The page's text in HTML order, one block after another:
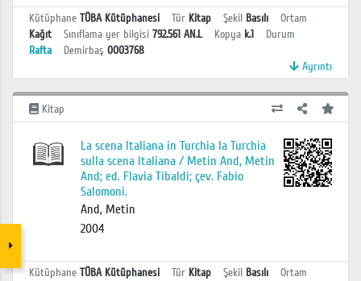
Kütüphane TÜBA Kütüphanesi Tür Kitap Şekil Basılı
Ortam
Kağıt
Sınıflama yer bilgisi 792.561 AN.L Kopya k.1
Durum
Rafta
Demirbaş 0003768
Ayrıntı
Kitap
La scena Italiana in Turchia la Turchia
sulla scena Italiana / Metin And, Metin
And; ed. Flavia Tibaldi; çev. Fabio
Salomoni.
And, Metin
2004
Kütüphane TÜBA Kütüphanesi Tür Kitap Şekil Basılı
Ortam